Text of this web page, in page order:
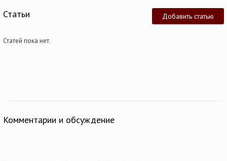
Добавить статью
Статьи
Статей пока нет.
Комментарии и обсуждение